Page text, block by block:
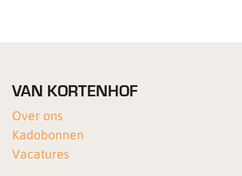
VAN KORTENHOF
Over ons
Kadobonnen
Vacatures